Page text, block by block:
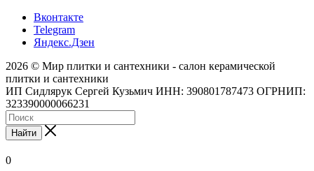
Вконтакте
Telegram
Яндекс.Дзен
2026 © Мир плитки и сантехники - салон керамической
плитки и сантехники
ИП Сидлярук Сергей Кузьмич ИНН: 390801787473 ОГРНИП:
323390000066231
Найти
0